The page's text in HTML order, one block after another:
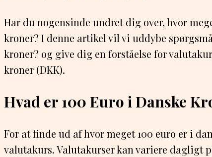
Har du nogensinde undret dig over, hvor
kroner? I denne artikel vil vi uddybe
kroner? og give dig en forståelse for
kroner (DKK).
Hvad er 100 Euro i Danske
For at finde ud af hvor meget 100 euro er i
valutakurs. Valutakurser kan variere dagligt